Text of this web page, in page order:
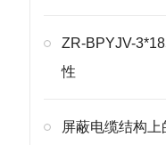
ZR-BPYJV-
性
屏蔽电缆结构上